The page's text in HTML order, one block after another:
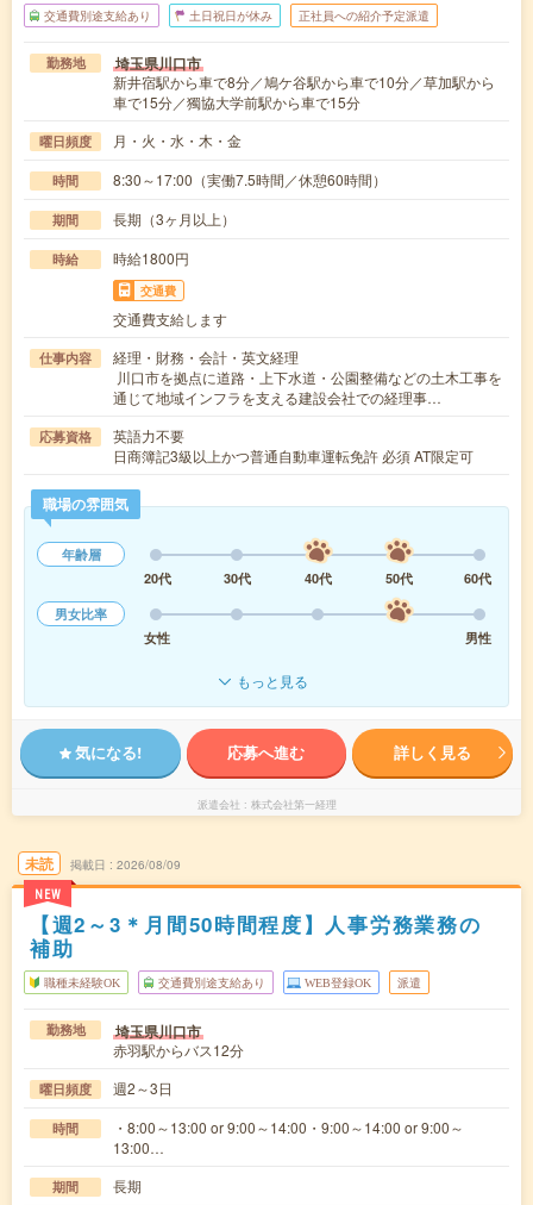
交通費別途支給あり 土日祝日が休み 正社員への紹介予定派遣
勤務地 埼玉県川口市
新井宿駅から車で8分／鳩ケ谷駅から車で10分／草加駅から
車で15分／獨協大学前駅から車で15分
曜日頻度 月・火・水・木・金
時間 8:30～17:00（実働7.5時間／休憩60時間）
期間 長期（3ヶ月以上）
時給 時給1800円
交通費
交通費支給します
仕事内容
経理・財務・会計・英文経理
川口市を拠点に道路・上下水道・公園整備などの土木工事を
通じて地域インフラを支える建設会社での経理事…
応募資格
英語力不要
日商簿記3級以上かつ普通自動車運転免許 必須 AT限定可
職場の雰囲気
年齢層
20代
30代 40代 50代
60代
男女比率
女性
男性
もっと見る
気になる! 応募へ進む 詳しく見る
派遣会社 株式会社第一経理
未読
NEW
掲載日 2026/08/09
【週2～3＊月間50時間程度】人事労務業務の
補助
職種未経験OK 交通費別途支給あり WEB登録OK 派遣
勤務地 埼玉県川口市
赤羽駅からバス12分
曜日頻度 週2～3日
時間
・8:00～13:00 or 9:00～14:00・9:00～14:00 or 9:00～
13:00…
期間 長期